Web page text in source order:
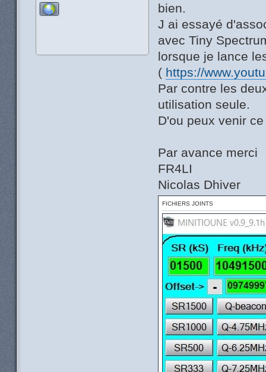
bien.
J ai essayé
avec Tiny
lorsque je lance
( https://
Par contre les
utilisation seule.
D'ou peux venir
Par avance merci
FR4LI
Nicolas Dhiver
FICHIERS JOINTS